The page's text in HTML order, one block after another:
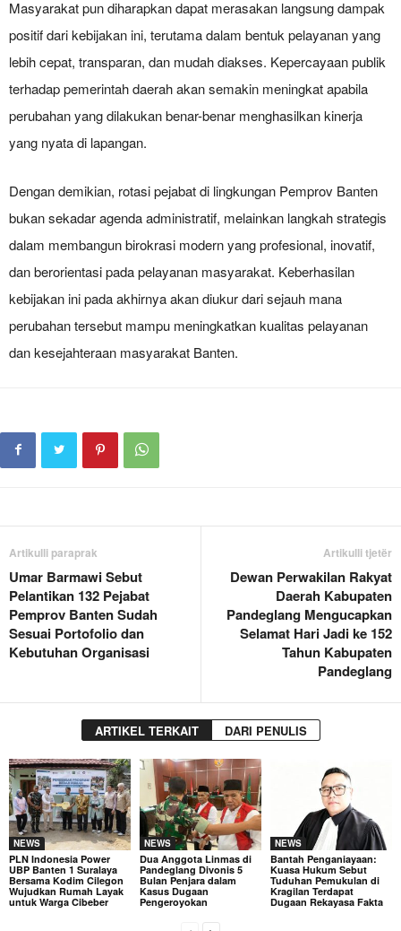
Masyarakat pun diharapkan dapat merasakan langsung dampak
positif dari kebijakan ini, terutama dalam bentuk pelayanan yang
lebih cepat, transparan, dan mudah diakses. Kepercayaan publik
terhadap pemerintah daerah akan semakin meningkat apabila
perubahan yang dilakukan benar-benar menghasilkan kinerja
yang nyata di lapangan.
Dengan demikian, rotasi pejabat di lingkungan Pemprov Banten
bukan sekadar agenda administratif, melainkan langkah strategis
dalam membangun birokrasi modern yang profesional, inovatif,
dan berorientasi pada pelayanan masyarakat. Keberhasilan
kebijakan ini pada akhirnya akan diukur dari sejauh mana
perubahan tersebut mampu meningkatkan kualitas pelayanan
dan kesejahteraan masyarakat Banten.
Artikulli paraprak
Umar Barmawi Sebut
Pelantikan 132 Pejabat
Pemprov Banten Sudah
Sesuai Portofolio dan
Kebutuhan Organisasi
Artikulli tjetër
Dewan Perwakilan Rakyat
Daerah Kabupaten
Pandeglang Mengucapkan
Selamat Hari Jadi ke 152
Tahun Kabupaten
Pandeglang
ARTIKEL TERKAIT DARI PENULIS
NEWS
PLN Indonesia Power
UBP Banten 1 Suralaya
Bersama Kodim Cilegon
Wujudkan Rumah Layak
untuk Warga Cibeber
NEWS
Dua Anggota Linmas di
Pandeglang Divonis 5
Bulan Penjara dalam
Kasus Dugaan
Pengeroyokan
NEWS
Bantah Penganiayaan:
Kuasa Hukum Sebut
Tuduhan Pemukulan di
Kragilan Terdapat
Dugaan Rekayasa Fakta